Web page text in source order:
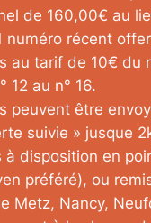
de 160,00€ au
numéro récent
au tarif de 10€ du
12 au n° 16.
peuvent être
suivie » jusque
à disposition en
préféré), ou
Metz, Nancy,